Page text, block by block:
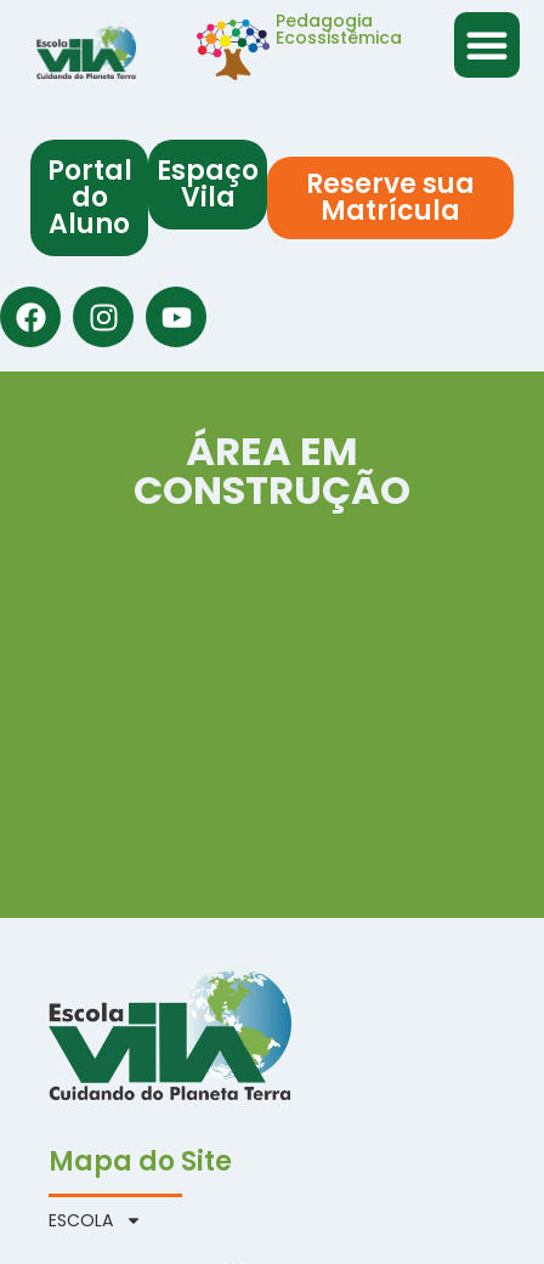
Pedagogia
Ecossistêmica
Portal
do
Aluno
Espaço
Vila Reserve sua
Matrícula
ÁREA EM
CONSTRUÇÃO
Mapa do Site
ESCOLA